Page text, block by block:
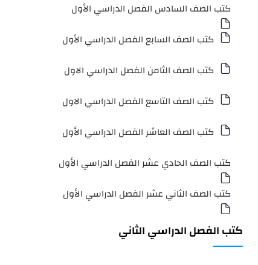
كتب الصف السادس الفصل الدراسي الأول
كتب الصف السابع الفصل الدراسي الأول
كتب الصف الثامن الفصل الدراسي الاول
كتب الصف التاسع الفصل الدراسي الاول
كتب الصف العاشر الفصل الدراسي الأول
كتب الصف الحادي عشر الفصل الدراسي الأول
كتب الصف الثاني عشر الفصل الدراسي الأول
كتب الفصل الدراسي الثاني